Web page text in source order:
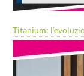
Titanium: